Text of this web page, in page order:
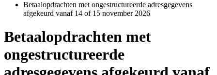
Betaalopdrachten met ongestructureerde adresgegevens
afgekeurd vanaf 14 of 15 november 2026
Betaalopdrachten met
ongestructureerde